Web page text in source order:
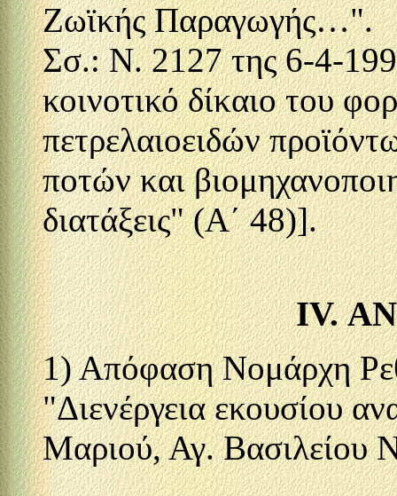
Ζωϊκής Παραγωγής…".
Σσ.: Ν. 2127 της 6-4-
κοινοτικό δίκαιο του
πετρελαιοειδών
ποτών και
διατάξεις" (Α΄ 48)].
IV.
1) Απόφαση Νομάρχη
"Διενέργεια εκουσίου
Μαριού, Αγ. Βασιλείου